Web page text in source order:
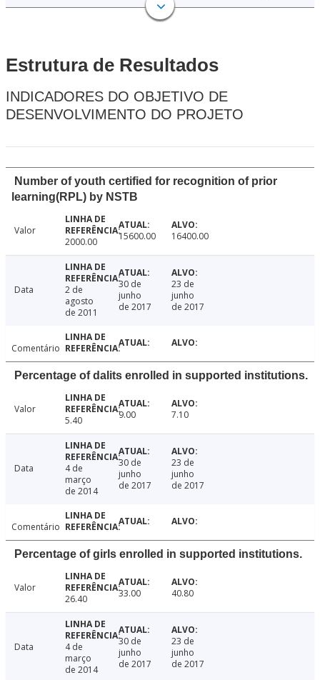
Estrutura de Resultados
INDICADORES DO OBJETIVO DE
DESENVOLVIMENTO DO PROJETO
Number of youth certified for recognition of prior
learning(RPL) by NSTB
Valor
2000.00
15600.00 16400.00
Data
2 de
agosto
de 2011
30 de
junho
de 2017
23 de
junho
de 2017
Comentário
Percentage of dalits enrolled in supported institutions.
Valor
5.40
9.00 7.10
Data
4 de
março
de 2014
30 de
junho
de 2017
23 de
junho
de 2017
Comentário
Percentage of girls enrolled in supported institutions.
Valor
26.40
33.00 40.80
Data
4 de
março
de 2014
30 de
junho
de 2017
23 de
junho
de 2017